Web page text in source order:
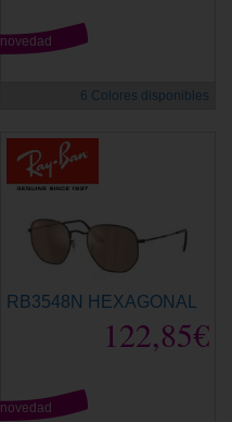
novedad
6 Colores disponibles
RB3548N HEXAGONAL
122,85€
novedad